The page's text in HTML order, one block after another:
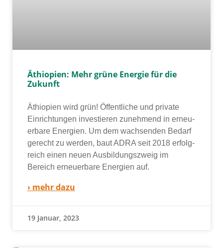
Äthiopien: Mehr grüne Energie für die
Zukunft
Äthiopien wird grün! Öffentliche und pri­va­te
Einrichtungen inves­tie­ren zuneh­mend in erneu­
er­ba­re Energien. Um dem wach­sen­den Bedarf
gerecht zu wer­den, baut ADRA seit 2018 erfolg­
reich einen neu­en Ausbildungszweig im
Bereich erneu­er­ba­re Energien auf.
› mehr dazu
19 Januar, 2023